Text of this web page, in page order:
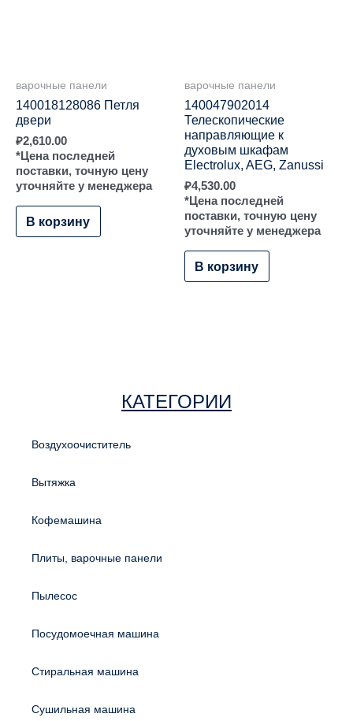
варочные панели
140018128086 Петля
двери
₽2,610.00
*Цена последней
поставки, точную цену
уточняйте у менеджера
В корзину
варочные панели
140047902014
Телескопические
направляющие к
духовым шкафам
Electrolux, AEG, Zanussi
₽4,530.00
*Цена последней
поставки, точную цену
уточняйте у менеджера
В корзину
КАТЕГОРИИ
Воздухоочиститель
Вытяжка
Кофемашина
Плиты, варочные панели
Пылесос
Посудомоечная машина
Стиральная машина
Сушильная машина